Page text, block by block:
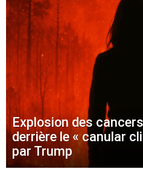
Explosion des
derrière le « canular
par Trump